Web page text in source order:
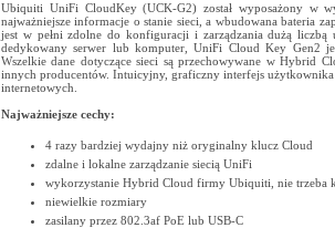
Ubiquiti UniFi CloudKey (UCK-G2) został wyposażony w
najważniejsze informacje o stanie sieci, a wbudowana bateria
jest w pełni zdolne do konfiguracji i zarządzania dużą
dedykowany serwer lub komputer, UniFi Cloud Key Gen2
Wszelkie dane dotyczące sieci są przechowywane w Hybrid
innych producentów. Intuicyjny, graficzny interfejs
internetowych.
Najważniejsze cechy:
4 razy bardziej wydajny niż oryginalny klucz Cloud
zdalne i lokalne zarządzanie siecią UniFi
wykorzystanie Hybrid Cloud firmy Ubiquiti, nie trzeba
niewielkie rozmiary
zasilany przez 802.3af PoE lub USB-C